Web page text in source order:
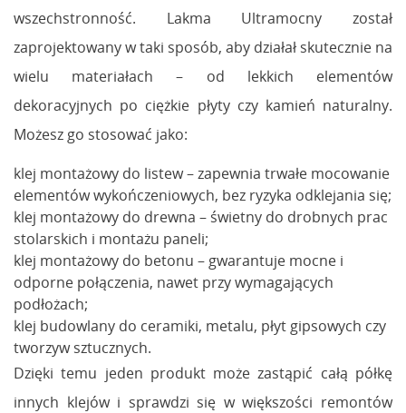
wszechstronność. Lakma Ultramocny został
zaprojektowany w taki sposób, aby działał skutecznie na
wielu materiałach – od lekkich elementów
dekoracyjnych po ciężkie płyty czy kamień naturalny.
Możesz go stosować jako:
klej montażowy do listew – zapewnia trwałe mocowanie
elementów wykończeniowych, bez ryzyka odklejania się;
klej montażowy do drewna – świetny do drobnych prac
stolarskich i montażu paneli;
klej montażowy do betonu – gwarantuje mocne i
odporne połączenia, nawet przy wymagających
podłożach;
klej budowlany do ceramiki, metalu, płyt gipsowych czy
tworzyw sztucznych.
Dzięki temu jeden produkt może zastąpić całą półkę
innych klejów i sprawdzi się w większości remontów